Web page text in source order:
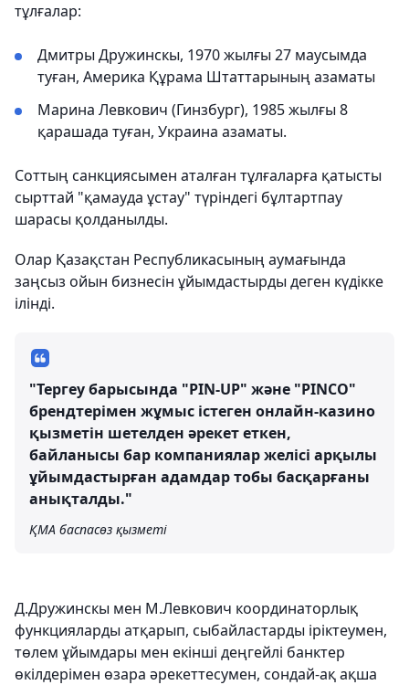
тұлғалар:
Дмитры Дружинскы, 1970 жылғы 27 маусымда
туған, Америка Құрама Штаттарының азаматы
Марина Левкович (Гинзбург), 1985 жылғы 8
қарашада туған, Украина азаматы.
Соттың санкциясымен аталған тұлғаларға қатысты
сырттай "қамауда ұстау" түріндегі бұлтартпау
шарасы қолданылды.
Олар Қазақстан Республикасының аумағында
заңсыз ойын бизнесін ұйымдастырды деген күдікке
ілінді.
"Тергеу барысында "PIN-UP" және "PINCO"
брендтерімен жұмыс істеген онлайн-казино
қызметін шетелден әрекет еткен,
байланысы бар компаниялар желісі арқылы
ұйымдастырған адамдар тобы басқарғаны
анықталды."
ҚМА баспасөз қызметі
Д.Дружинскы мен М.Левкович координаторлық
функцияларды атқарып, сыбайластарды іріктеумен,
төлем ұйымдары мен екінші деңгейлі банктер
өкілдерімен өзара әрекеттесумен, сондай-ақ ақша